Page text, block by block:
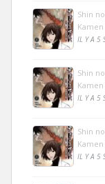
Shin
IL Y A 5
Shin
IL Y A 5
Shin
IL Y A 5